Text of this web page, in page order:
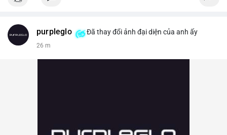
purpleglo Đã thay đổi ảnh đại diện của anh ấy
26 m